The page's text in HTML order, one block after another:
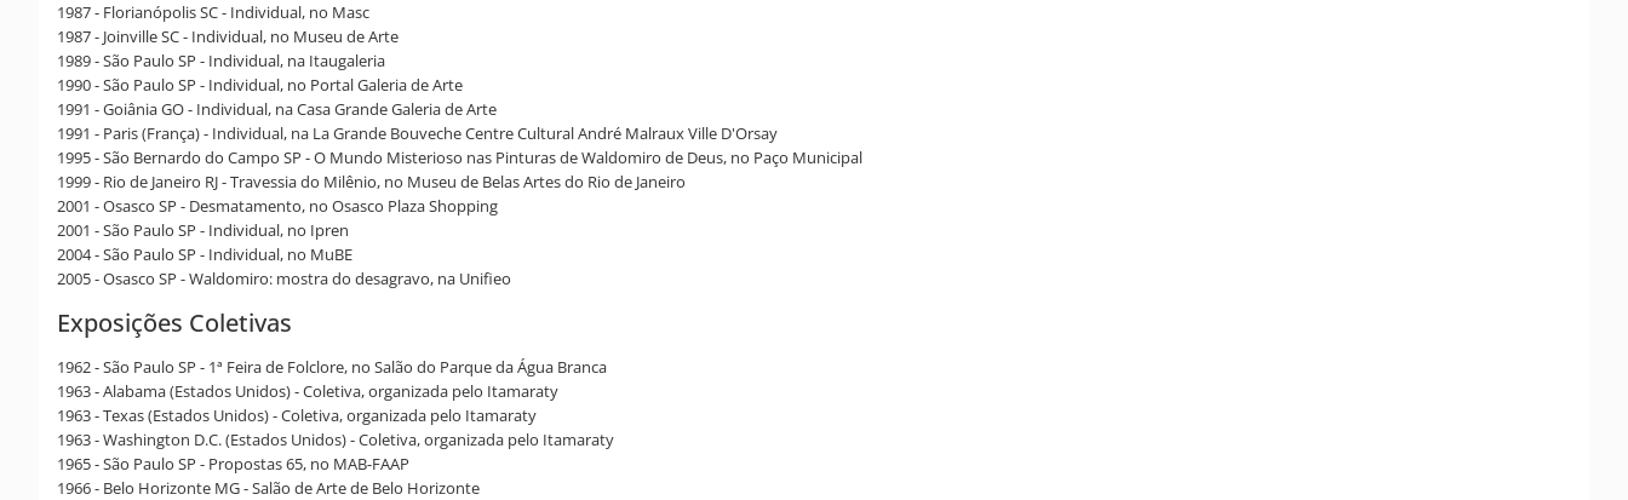
1987 - Florianópolis SC - Individual, no Masc
1987 - Joinville SC - Individual, no Museu de Arte
1989 - São Paulo SP - Individual, na Itaugaleria
1990 - São Paulo SP - Individual, no Portal Galeria de Arte
1991 - Goiânia GO - Individual, na Casa Grande Galeria de Arte
1991 - Paris (França) - Individual, na La Grande Bouveche Centre Cultural André Malraux Ville D'Orsay
1995 - São Bernardo do Campo SP - O Mundo Misterioso nas Pinturas de Waldomiro de Deus, no Paço Municipal
1999 - Rio de Janeiro RJ - Travessia do Milênio, no Museu de Belas Artes do Rio de Janeiro
2001 - Osasco SP - Desmatamento, no Osasco Plaza Shopping
2001 - São Paulo SP - Individual, no Ipren
2004 - São Paulo SP - Individual, no MuBE
2005 - Osasco SP - Waldomiro: mostra do desagravo, na Unifieo
Exposições Coletivas
1962 - São Paulo SP - 1ª Feira de Folclore, no Salão do Parque da Água Branca
1963 - Alabama (Estados Unidos) - Coletiva, organizada pelo Itamaraty
1963 - Texas (Estados Unidos) - Coletiva, organizada pelo Itamaraty
1963 - Washington D.C. (Estados Unidos) - Coletiva, organizada pelo Itamaraty
1965 - São Paulo SP - Propostas 65, no MAB-FAAP
1966 - Belo Horizonte MG - Salão de Arte de Belo Horizonte